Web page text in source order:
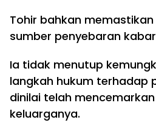
Tohir bahkan
sumber penyebaran
Ia tidak menutup
langkah hukum terhadap
dinilai telah
keluarganya.